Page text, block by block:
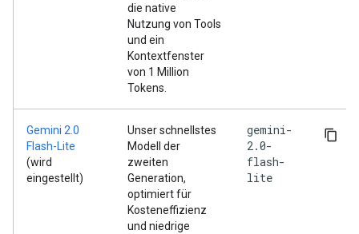
die native
Nutzung von Tools
und ein
Kontextfenster
von 1 Million
Tokens.
Gemini 2.0
Flash-Lite
(wird
eingestellt)
Unser schnellstes
Modell der
zweiten
Generation,
optimiert für
Kosteneffizienz
und niedrige
gemini-
2.0-
flash-
lite